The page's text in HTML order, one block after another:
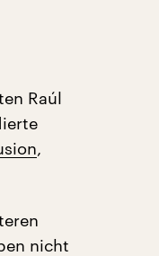
Raúl
,
nicht